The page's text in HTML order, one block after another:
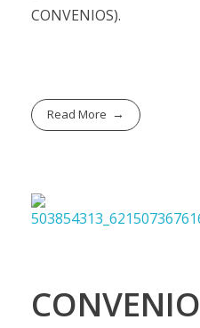
CONVENIOS).
Read More
CONVENIO